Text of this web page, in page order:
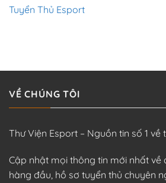
Tuyển Thủ Esport
VỀ CHÚNG TÔI
Thư Viện Esport – Nguồn tin số 1 về
Cập nhật mọi thông tin mới nhất về
hàng đầu, hồ sơ tuyển thủ chuyên